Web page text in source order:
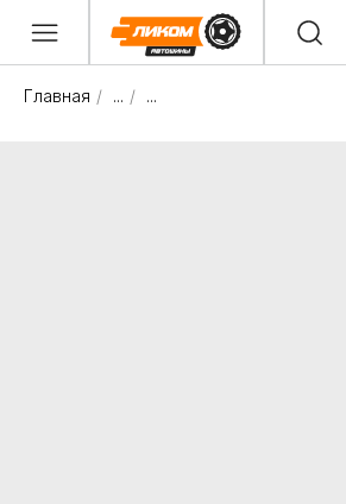
Главная / ... / ...